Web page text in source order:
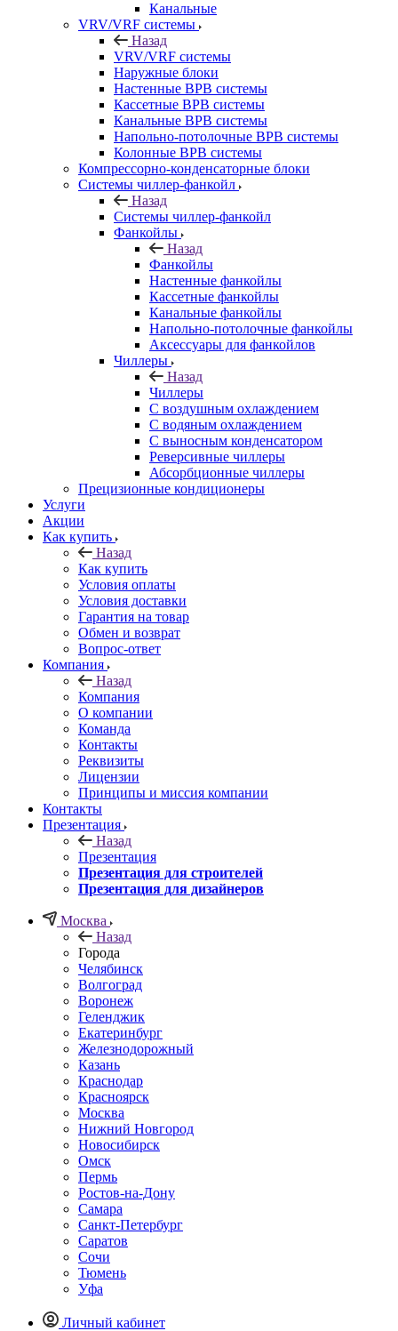
Канальные
VRV/VRF системы
Назад
VRV/VRF системы
Наружные блоки
Настенные ВРВ системы
Кассетные ВРВ системы
Канальные ВРВ системы
Напольно-потолочные ВРВ системы
Колонные ВРВ системы
Компрессорно-конденсаторные блоки
Системы чиллер-фанкойл
Назад
Системы чиллер-фанкойл
Фанкойлы
Назад
Фанкойлы
Настенные фанкойлы
Кассетные фанкойлы
Канальные фанкойлы
Напольно-потолочные фанкойлы
Аксессуары для фанкойлов
Чиллеры
Назад
Чиллеры
С воздушным охлаждением
С водяным охлаждением
С выносным конденсатором
Реверсивные чиллеры
Абсорбционные чиллеры
Прецизионные кондиционеры
Услуги
Акции
Как купить
Назад
Как купить
Условия оплаты
Условия доставки
Гарантия на товар
Обмен и возврат
Вопрос-ответ
Компания
Назад
Компания
О компании
Команда
Контакты
Реквизиты
Лицензии
Принципы и миссия компании
Контакты
Презентация
Назад
Презентация
Презентация для строителей
Презентация для дизайнеров
Москва
Назад
Города
Челябинск
Волгоград
Воронеж
Геленджик
Екатеринбург
Железнодорожный
Казань
Краснодар
Красноярск
Москва
Нижний Новгород
Новосибирск
Омск
Пермь
Ростов-на-Дону
Самара
Санкт-Петербург
Саратов
Сочи
Тюмень
Уфа
Личный кабинет